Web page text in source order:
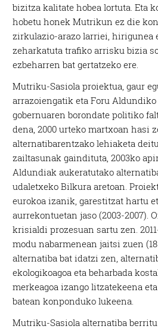
bizitza kalitate hobea lortuta. Eta
hobetu honek Mutrikun ez die
zirkulazio-arazo larriei,
zeharkatuta trafiko arrisku bizia
ezbeharren bat gertatzeko ere.
Mutriku-Sasiola proiektua, gaur
arrazoiengatik eta Foru Aldundiko
gobernuaren borondate politiko
dena, 2000 urteko martxoan hasi
alternatibarentzako lehiaketa
zailtasunak gaindituta, 2003ko
Aldundiak aukeratutako
udaletxeko Bilkura aretoan.
eurokoa izanik, garestitzat hartu
aurrekontuetan jaso (2003-2007).
krisialdi prozesuan sartu zen.
modu nabarmenean jaitsi zuen
alternatiba bat idatzi zen,
ekologikoagoa eta beharbada
merkeagoa izango litzatekeena
batean konponduko lukeena.
Mutriku-Sasiola alternatiba